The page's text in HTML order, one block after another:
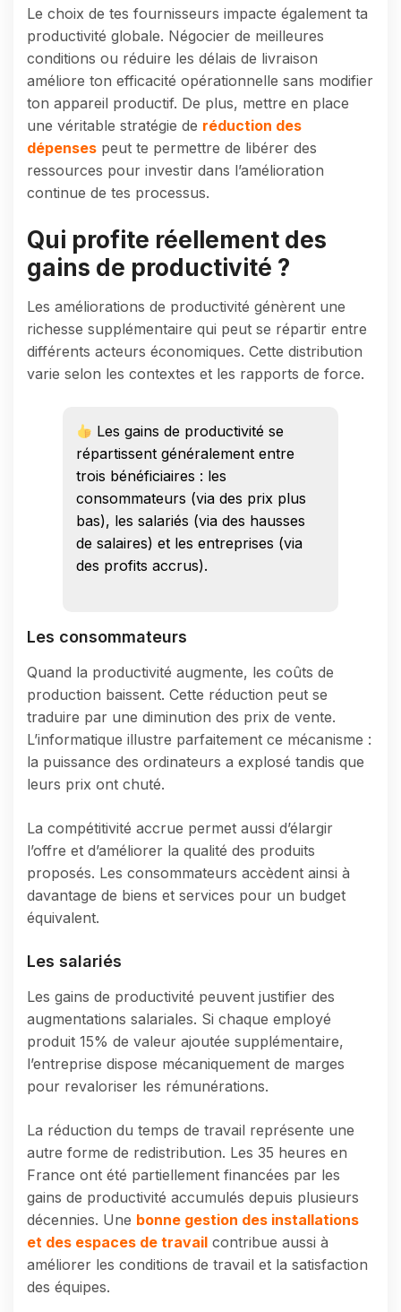
Le choix de tes fournisseurs impacte également ta
productivité globale. Négocier de meilleures
conditions ou réduire les délais de livraison
améliore ton efficacité opérationnelle sans modifier
ton appareil productif. De plus, mettre en place
une véritable stratégie de réduction des
dépenses peut te permettre de libérer des
ressources pour investir dans l’amélioration
continue de tes processus.
Qui profite réellement des
gains de productivité ?
Les améliorations de productivité génèrent une
richesse supplémentaire qui peut se répartir entre
différents acteurs économiques. Cette distribution
varie selon les contextes et les rapports de force.
Les gains de productivité se
répartissent généralement entre
trois bénéficiaires : les
consommateurs (via des prix plus
bas), les salariés (via des hausses
de salaires) et les entreprises (via
des profits accrus).
Les consommateurs
Quand la productivité augmente, les coûts de
production baissent. Cette réduction peut se
traduire par une diminution des prix de vente.
L’informatique illustre parfaitement ce mécanisme :
la puissance des ordinateurs a explosé tandis que
leurs prix ont chuté.
La compétitivité accrue permet aussi d’élargir
l’offre et d’améliorer la qualité des produits
proposés. Les consommateurs accèdent ainsi à
davantage de biens et services pour un budget
équivalent.
Les salariés
Les gains de productivité peuvent justifier des
augmentations salariales. Si chaque employé
produit 15% de valeur ajoutée supplémentaire,
l’entreprise dispose mécaniquement de marges
pour revaloriser les rémunérations.
La réduction du temps de travail représente une
autre forme de redistribution. Les 35 heures en
France ont été partiellement financées par les
gains de productivité accumulés depuis plusieurs
décennies. Une bonne gestion des installations
et des espaces de travail contribue aussi à
améliorer les conditions de travail et la satisfaction
des équipes.